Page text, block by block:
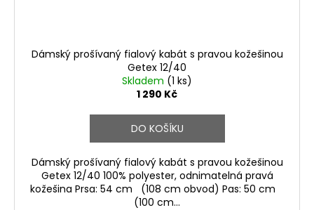
Dámský prošívaný fialový kabát s pravou kožešinou
Getex 12/40
Skladem (1 ks)
1 290 Kč
DO KOŠÍKU
Dámský prošívaný fialový kabát s pravou kožešinou
Getex 12/40 100% polyester, odnimatelná pravá
kožešina Prsa: 54 cm (108 cm obvod) Pas: 50 cm
(100 cm...